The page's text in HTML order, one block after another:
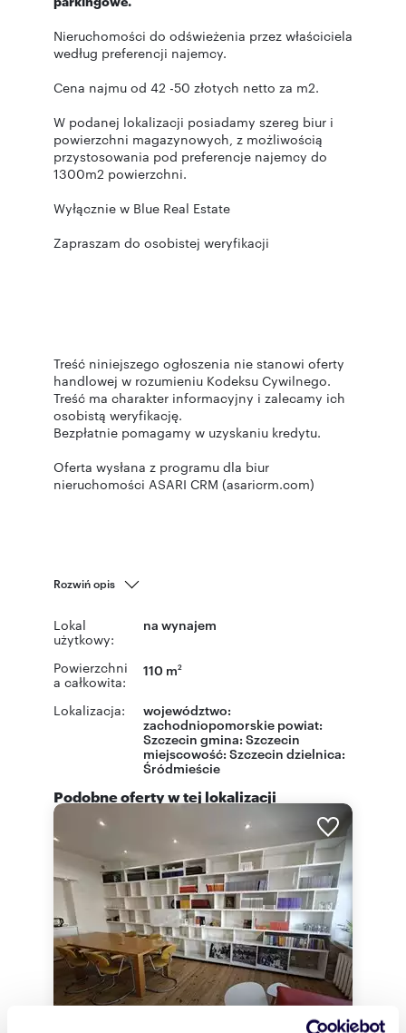
Nieruchomości do odświeżenia przez właściciela
według preferencji najemcy.
Cena najmu od 42 -50 złotych netto za m2.
W podanej lokalizacji posiadamy szereg biur i
powierzchni magazynowych, z możliwością
przystosowania pod preferencje najemcy do
1300m2 powierzchni.
Wyłącznie w Blue Real Estate
Zapraszam do osobistej weryfikacji
Treść niniejszego ogłoszenia nie stanowi oferty
handlowej w rozumieniu Kodeksu Cywilnego.
Treść ma charakter informacyjny i zalecamy ich
osobistą weryfikację.
Bezpłatnie pomagamy w uzyskaniu kredytu.
Oferta wysłana z programu dla biur
nieruchomości ASARI CRM (asaricrm.com)
Rozwiń opis
Lokal
użytkowy:
na wynajem
Powierzchni
a całkowita:
110 m2
Lokalizacja:
województwo:
zachodniopomorskie powiat:
Szczecin gmina: Szczecin
miejscowość: Szczecin dzielnica:
Śródmieście
Podobne oferty w tej lokalizacji